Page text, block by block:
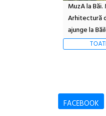
MuzA la
Arhitectură
ajunge la
FACEBOOK